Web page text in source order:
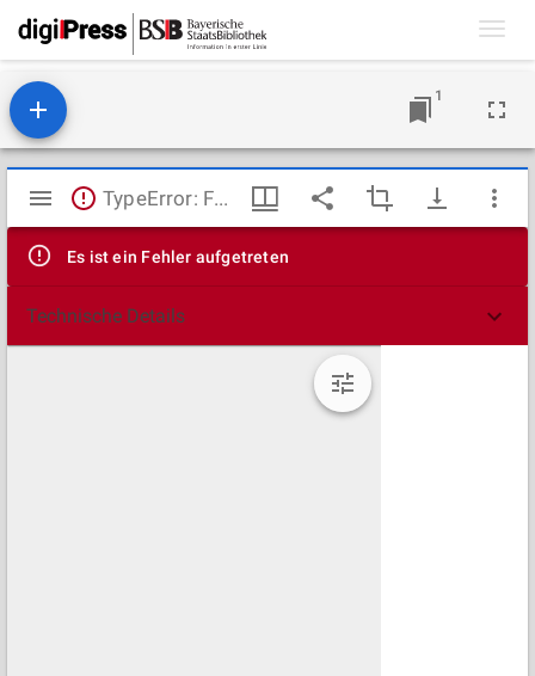
1
Mirador
Viewer
TypeError: Failed to fetch
Es ist ein Fehler aufgetreten
Technische Details